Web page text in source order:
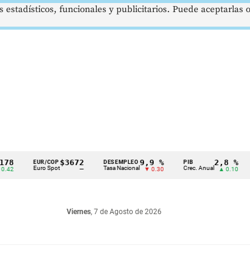
EUR/COP
Euro Spot
$3672
—
DESEMPLEO
Tasa Nacional
9,9 %
▼ 0.30
PIB
Crec. Anual
2,8 %
▲ 0.10
TRM
Tasa
Viernes, 7 de Agosto de 2026
funcionales y publicitarios. Puede aceptarlas